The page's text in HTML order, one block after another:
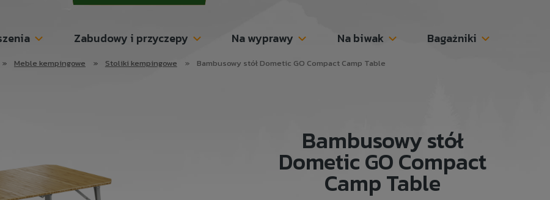
Zabudowy i przyczepy Na wyprawy Na biwak Bagażniki
» Meble kempingowe » Stoliki kempingowe » Bambusowy stół Dometic GO Compact Camp Table
Bambusowy stół
Dometic GO Compact
Camp Table